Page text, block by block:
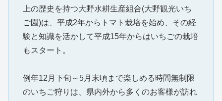
上の歴史を持つ大野水耕生産組合(大野観光いち
ご園)は、平成2年からトマト栽培を始め、その経
験と知識を活かして平成15年からはいちごの栽培
もスタート。
例年12月下旬～5月末頃まで楽しめる時間無制限
のいちご狩りは、県内外から多くのお客様が訪れ